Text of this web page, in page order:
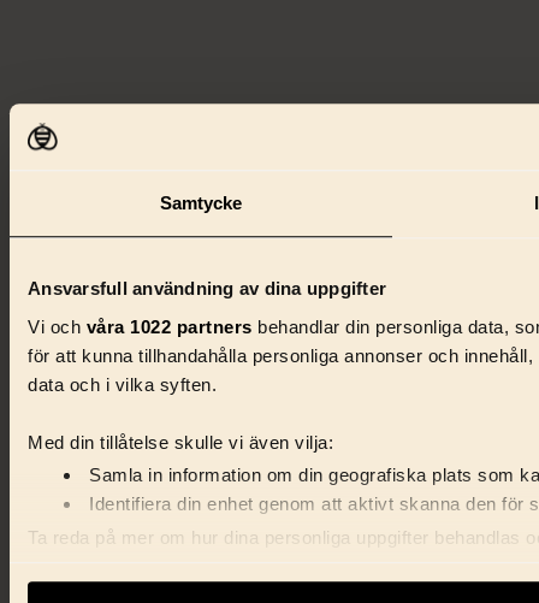
Samtycke
Ansvarsfull användning av dina uppgifter
Vi och våra 1022 partners behandlar din personliga data,
för att kunna tillhandahålla personliga annonser och
data och i vilka syften.
Med din tillåtelse skulle vi även vilja:
Samla in information om din geografiska plats som
Identifiera din enhet genom att aktivt skanna den för
Ta reda på mer om hur dina personliga uppgifter behandlas